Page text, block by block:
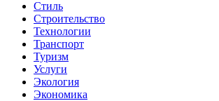
Стиль
Строительство
Технологии
Транспорт
Туризм
Услуги
Экология
Экономика